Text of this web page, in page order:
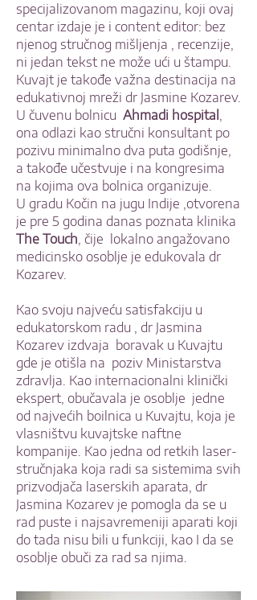
specijalizovanom magazinu, koji ovaj
centar izdaje je i content editor: bez
njenog stručnog mišljenja , recenzije,
ni jedan tekst ne može ući u štampu.
Kuvajt je takođe važna destinacija na
edukativnoj mreži dr Jasmine Kozarev.
U čuvenu bolnicu Ahmadi hospital ,
ona odlazi kao stručni konsultant po
pozivu minimalno dva puta godišnje,
a takođe učestvuje i na kongresima
na kojima ova bolnica organizuje.
U gradu Kočin na jugu Indije ,otvorena
je pre 5 godina danas poznata klinika
The Touch, čije lokalno angažovano
medicinsko osoblje je edukovala dr
Kozarev.
Kao svoju najveću satisfakciju u
edukatorskom radu , dr Jasmina
Kozarev izdvaja boravak u Kuvajtu
gde je otišla na poziv Ministarstva
zdravlja. Kao internacionalni klinički
ekspert, obučavala je osoblje jedne
od najvećih boilnica u Kuvajtu, koja je
vlasništvu kuvajtske naftne
kompanije. Kao jedna od retkih laser-
stručnjaka koja radi sa sistemima svih
prizvodjača laserskih aparata, dr
Jasmina Kozarev je pomogla da se u
rad puste i najsavremeniji aparati koji
do tada nisu bili u funkciji, kao I da se
osoblje obuči za rad sa njima.